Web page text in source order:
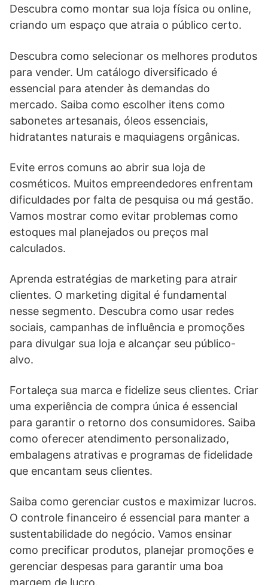
Descubra como montar sua loja física ou online,
criando um espaço que atraia o público certo.
Descubra como selecionar os melhores produtos
para vender. Um catálogo diversificado é
essencial para atender às demandas do
mercado. Saiba como escolher itens como
sabonetes artesanais, óleos essenciais,
hidratantes naturais e maquiagens orgânicas.
Evite erros comuns ao abrir sua loja de
cosméticos. Muitos empreendedores enfrentam
dificuldades por falta de pesquisa ou má gestão.
Vamos mostrar como evitar problemas como
estoques mal planejados ou preços mal
calculados.
Aprenda estratégias de marketing para atrair
clientes. O marketing digital é fundamental
nesse segmento. Descubra como usar redes
sociais, campanhas de influência e promoções
para divulgar sua loja e alcançar seu público-
alvo.
Fortaleça sua marca e fidelize seus clientes. Criar
uma experiência de compra única é essencial
para garantir o retorno dos consumidores. Saiba
como oferecer atendimento personalizado,
embalagens atrativas e programas de fidelidade
que encantam seus clientes.
Saiba como gerenciar custos e maximizar lucros.
O controle financeiro é essencial para manter a
sustentabilidade do negócio. Vamos ensinar
como precificar produtos, planejar promoções e
gerenciar despesas para garantir uma boa
margem de lucro.